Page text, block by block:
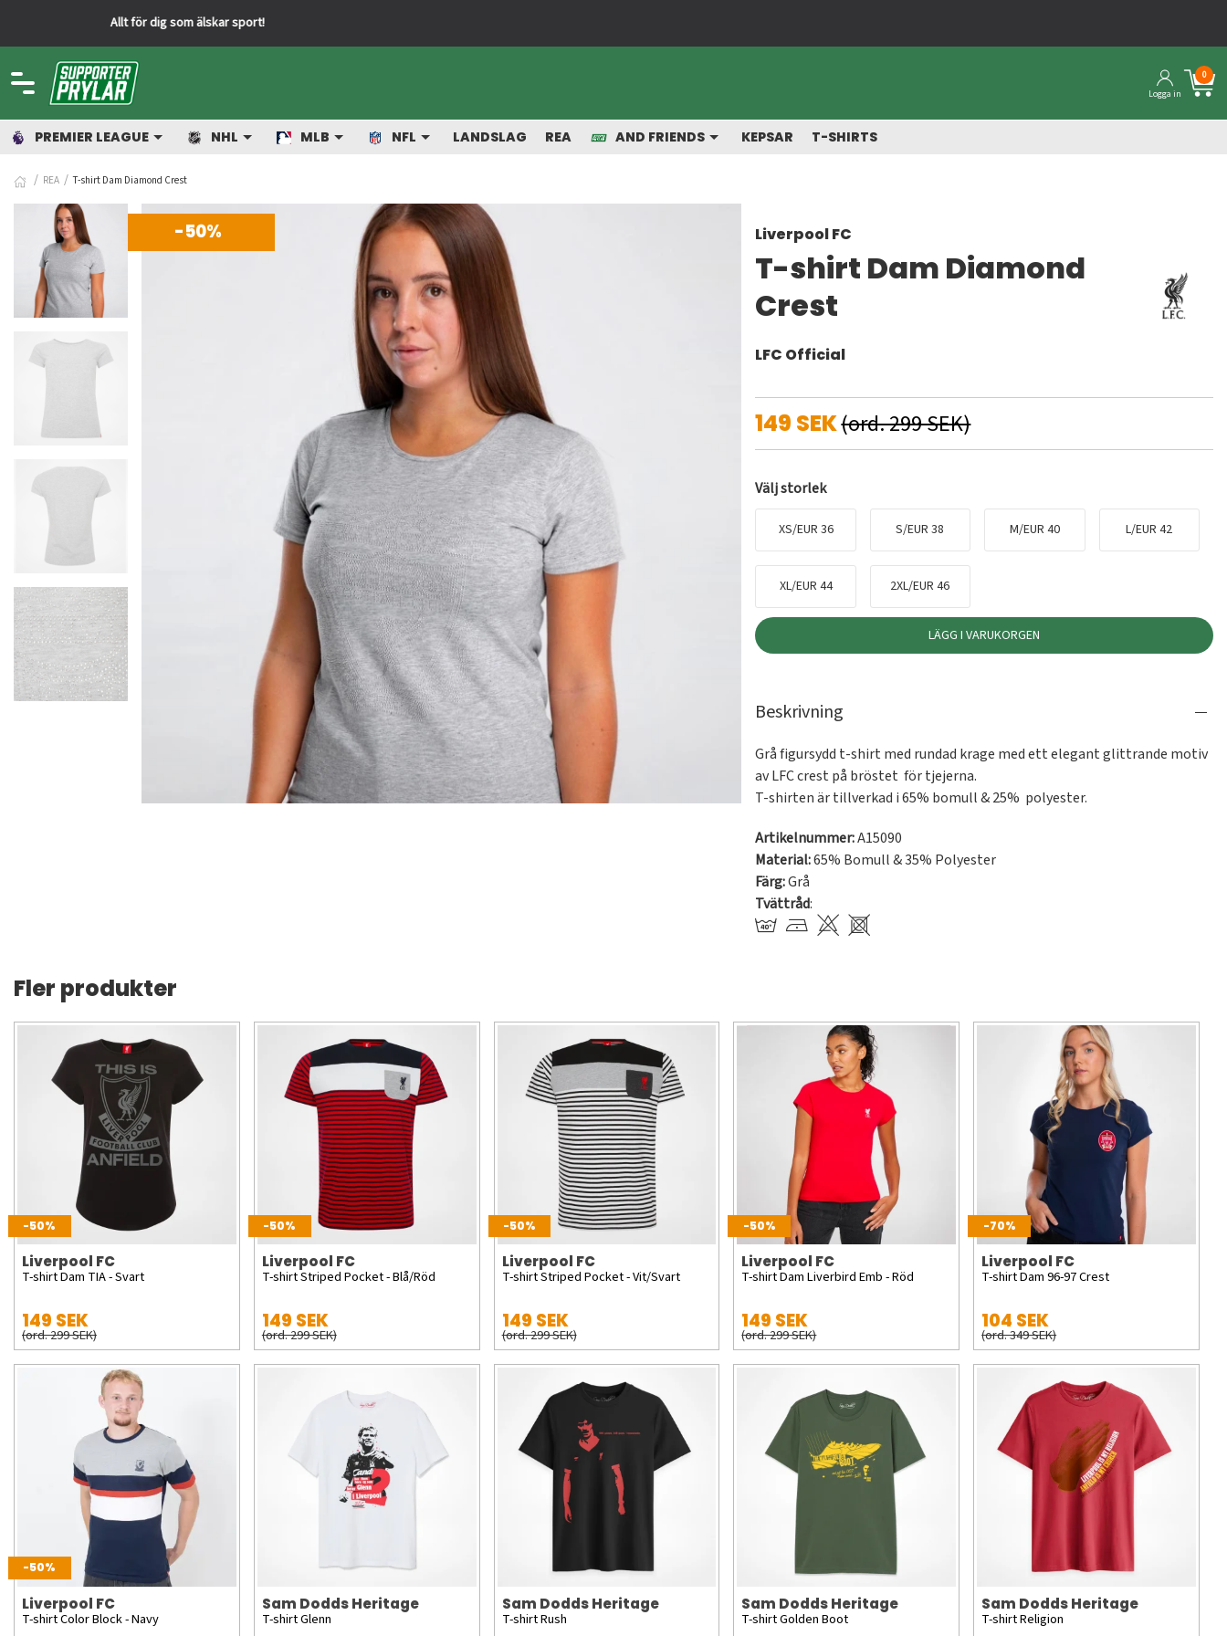
Logga in
0
PREMIER LEAGUE NHL MLB NFL LANDSLAG REA AND FRIENDS KEPSAR T-SHIRTS
REA T-shirt Dam Diamond Crest
-50% Liverpool FC
T-shirt Dam Diamond
Crest
LFC Official
149 SEK(ord. 299 SEK)
Välj storlek
XS/EUR 36 S/EUR 38 M/EUR 40 L/EUR 42
XL/EUR 44 2XL/EUR 46
LÄGG I VARUKORGEN
Beskrivning
Grå figursydd t-shirt med rundad krage med ett elegant glittrande motiv
av LFC crest på bröstet  för tjejerna.
T-shirten är tillverkad i 65% bomull & 25%  polyester.
Artikelnummer:A15090
Material:65% Bomull & 35% Polyester
Färg:Grå
Tvättråd:
Fler produkter
-50%
Liverpool FC
T-shirt Dam TIA - Svart
149 SEK
(ord. 299 SEK)
-50%
Liverpool FC
T-shirt Striped Pocket - Blå/Röd
149 SEK
(ord. 299 SEK)
-50%
Liverpool FC
T-shirt Striped Pocket - Vit/Svart
149 SEK
(ord. 299 SEK)
-50%
Liverpool FC
T-shirt Dam Liverbird Emb - Röd
149 SEK
(ord. 299 SEK)
-70%
Liverpool FC
T-shirt Dam 96-97 Crest
104 SEK
(ord. 349 SEK)
-50%
Liverpool FC
T-shirt Color Block - Navy
Sam Dodds Heritage
T-shirt Glenn
Sam Dodds Heritage
T-shirt Rush
Sam Dodds Heritage
T-shirt Golden Boot
Sam Dodds Heritage
T-shirt Religion